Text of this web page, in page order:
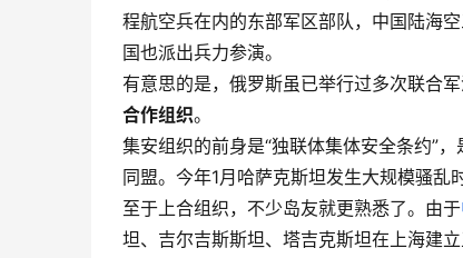
程航空兵在内的东部军区部队，中国陆海
国也派出兵力参演。
有意思的是，俄罗斯虽已举行过多次联合
合作组织。
集安组织的前身是“独联体集体安全条约”
同盟。今年1月哈萨克斯坦发生大规模骚乱
至于上合组织，不少岛友就更熟悉了。由于
坦、吉尔吉斯斯坦、塔吉克斯坦在上海建